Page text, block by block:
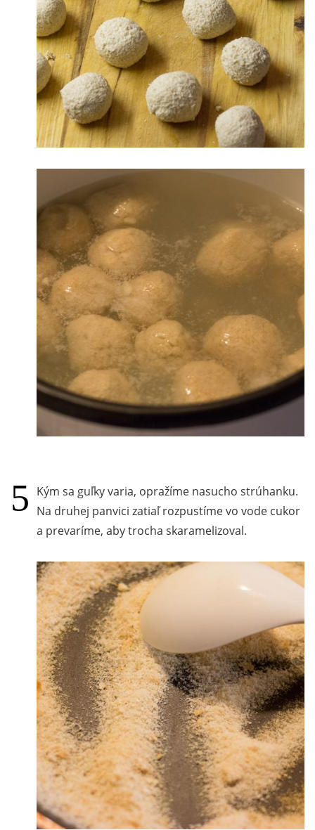
Kým sa guľky varia, opražíme nasucho strúhanku.
Na druhej panvici zatiaľ rozpustíme vo vode cukor
a prevaríme, aby trocha skaramelizoval.